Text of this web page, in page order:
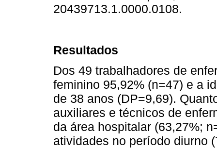
20439713.1.0000.0108.
Resultados
Dos 49 trabalhadores de
feminino 95,92% (n=47) e a
de 38 anos (DP=9,69).
auxiliares e técnicos de
da área hospitalar (63,27%;
atividades no período diurno